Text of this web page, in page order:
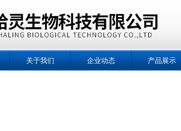
关于我们 企业动态 产品展示